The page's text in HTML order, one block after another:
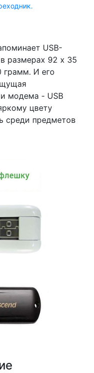
USB-
размерах 92 x 35
грамм. И его
модема - USB
цвету
среди предметов